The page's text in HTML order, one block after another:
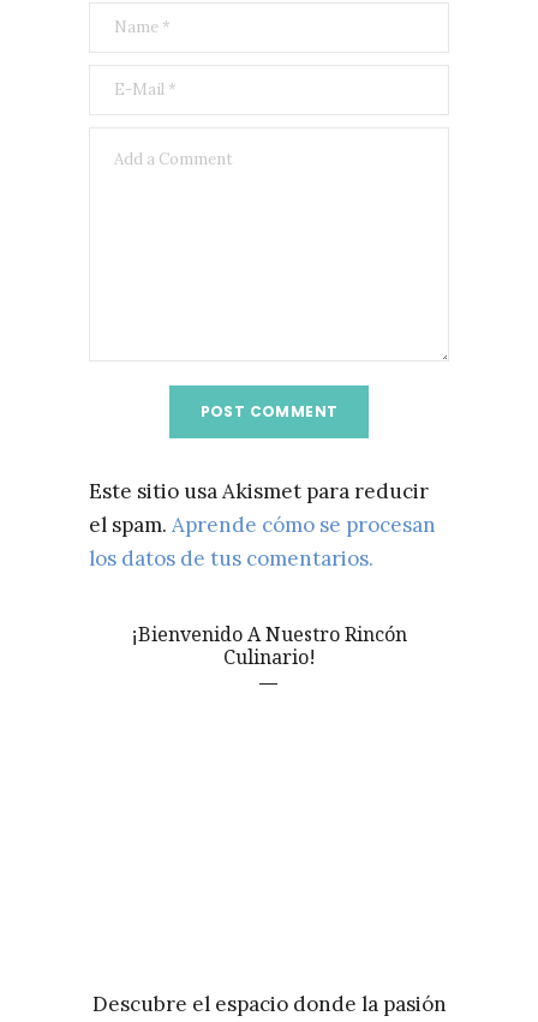
Este sitio usa Akismet para reducir
el spam. Aprende cómo se procesan
los datos de tus comentarios.
¡Bienvenido A Nuestro Rincón
Culinario!
Descubre el espacio donde la pasión